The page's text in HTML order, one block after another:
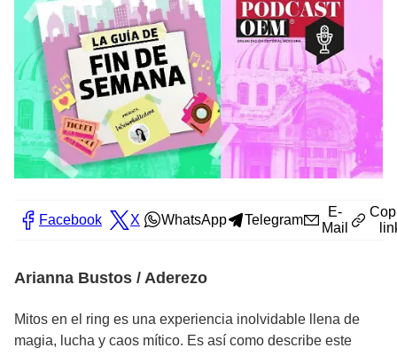
Facebook X WhatsApp Telegram
E-
Mail
Arianna Bustos / Aderezo
Mitos en el ring es una experiencia inolvidable llena de
magia, lucha y caos mítico. Es así como describe este